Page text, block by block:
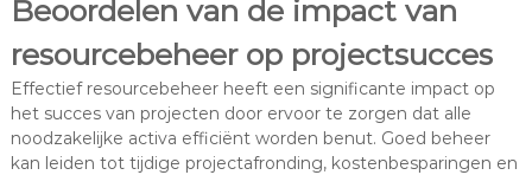
Beoordelen van de impact van
resourcebeheer op projectsucces
Effectief resourcebeheer heeft een significante impact op
het succes van projecten door ervoor te zorgen dat alle
noodzakelijke activa efficiënt worden benut. Goed beheer
kan leiden tot tijdige projectafronding, kostenbesparingen en